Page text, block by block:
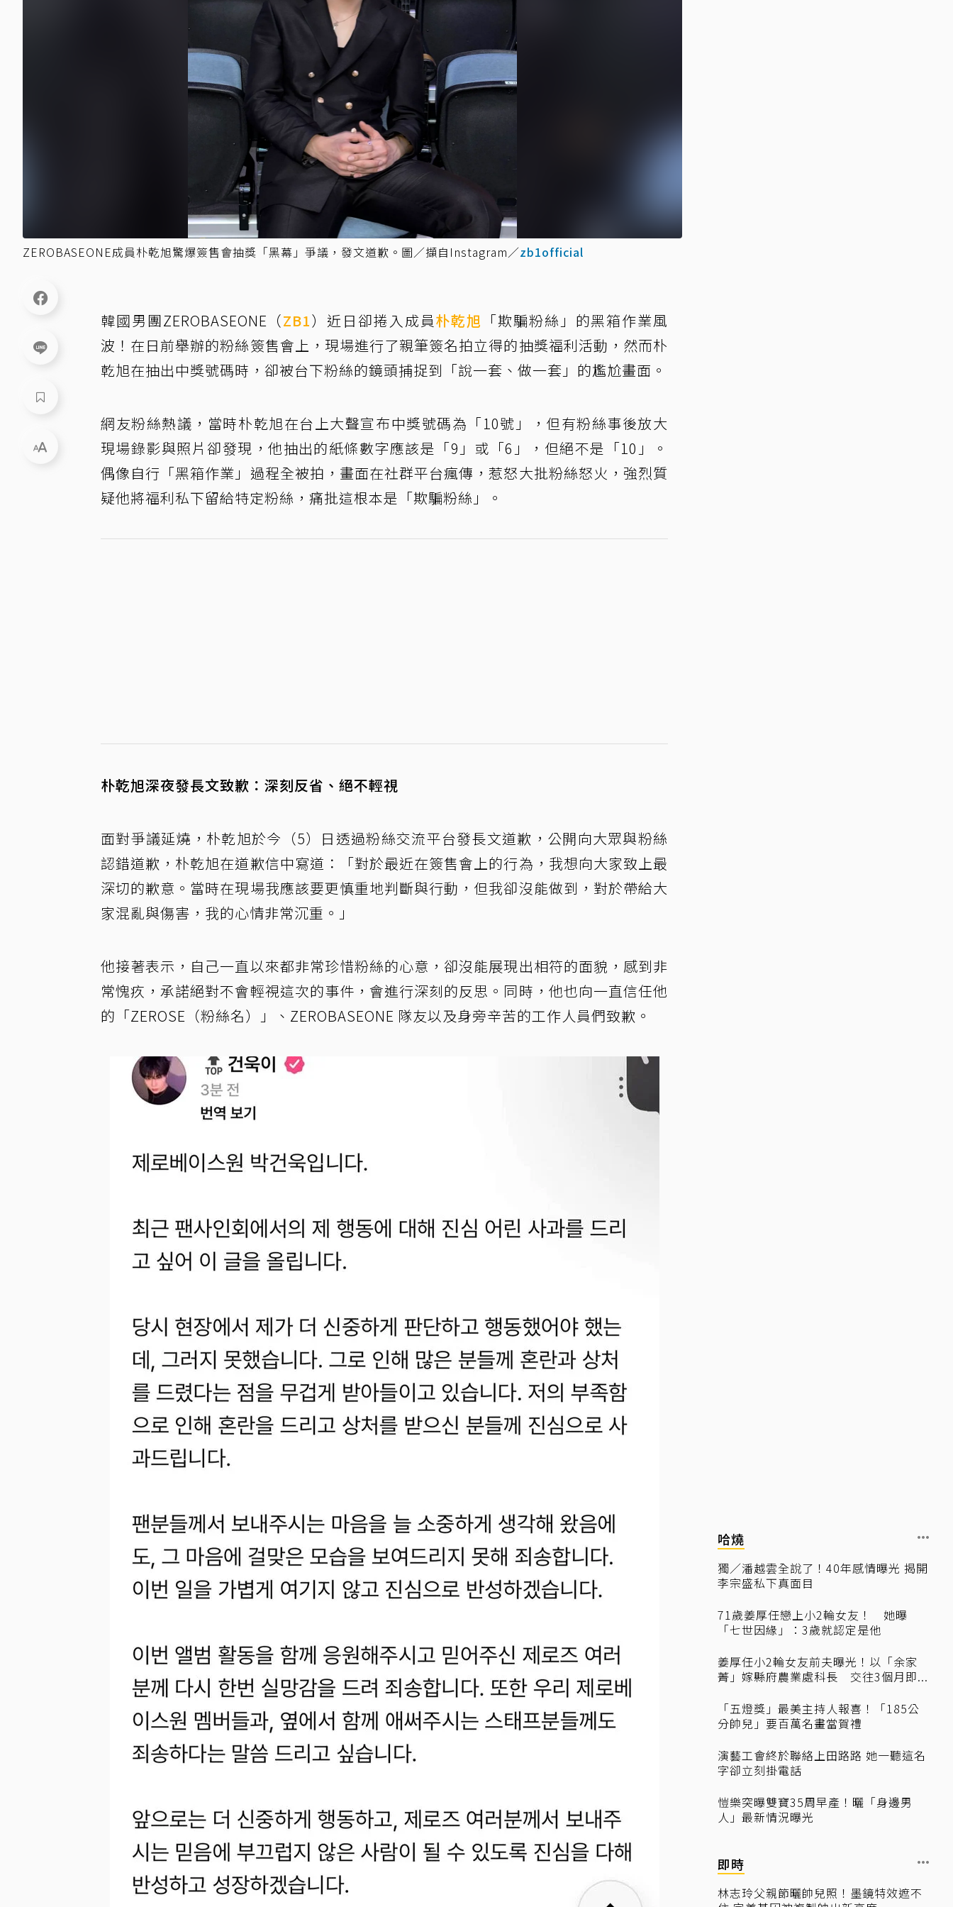
ZEROBASEONE成員朴乾旭驚爆簽售會抽獎「黑幕」爭議，發文道歉。圖／擷自Instagram／zb1official
韓國男團ZEROBASEONE（ZB1）近日卻捲入成員朴乾旭 「欺騙粉絲」的黑箱作業風
波！在日前舉辦的粉絲簽售會上，現場進行了親筆簽名拍立得的抽獎福利活動，然而朴
乾旭在抽出中獎號碼時，卻被台下粉絲的鏡頭捕捉到「說一套、做一套」的尷尬畫面。
網友粉絲熱議，當時朴乾旭在台上大聲宣布中獎號碼為「10號」，但有粉絲事後放大
現場錄影與照片卻發現，他抽出的紙條數字應該是「9」或「6」，但絕不是「10」。
偶像自行「黑箱作業」過程全被拍，畫面在社群平台瘋傳，惹怒大批粉絲怒火，強烈質
疑他將福利私下留給特定粉絲，痛批這根本是「欺騙粉絲」。
朴乾旭深夜發長文致歉：深刻反省、絕不輕視
面對爭議延燒，朴乾旭於今（5）日透過粉絲交流平台發長文道歉，公開向大眾與粉絲
認錯道歉，朴乾旭在道歉信中寫道：「對於最近在簽售會上的行為，我想向大家致上最
深切的歉意。當時在現場我應該要更慎重地判斷與行動，但我卻沒能做到，對於帶給大
家混亂與傷害，我的心情非常沉重。」
他接著表示，自己一直以來都非常珍惜粉絲的心意，卻沒能展現出相符的面貌，感到非
常愧疚，承諾絕對不會輕視這次的事件，會進行深刻的反思。同時，他也向一直信任他
的「ZEROSE（粉絲名）」、ZEROBASEONE 隊友以及身旁辛苦的工作人員們致歉。
哈燒
獨／潘越雲全說了！40年感情曝光 揭開
李宗盛私下真面目
71歲姜厚任戀上小2輪女友！ 她曝
「七世因緣」：3歲就認定是他
姜厚任小2輪女友前夫曝光！以「余家
菁」嫁縣府農業處科長 交往3個月即...
「五燈獎」最美主持人報喜！「185公
分帥兒」要百萬名畫當賀禮
演藝工會終於聯絡上田路路 她一聽這名
字卻立刻掛電話
愷樂突曝雙寶35周早產！曬「身邊男
人」最新情況曝光
即時
林志玲父親節曬帥兒照！墨鏡特效遮不